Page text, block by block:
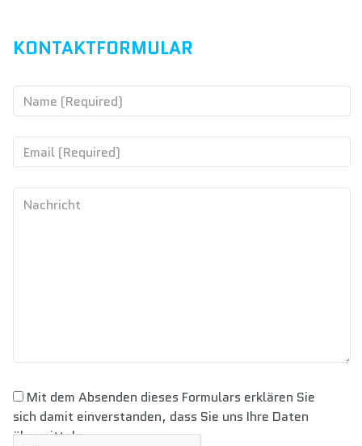
KONTAKTFORMULAR
Mit dem Absenden dieses Formulars erklären Sie
sich damit einverstanden, dass Sie uns Ihre Daten
übermitteln